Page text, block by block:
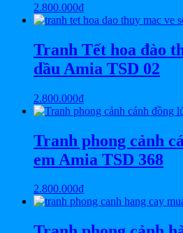
2.800.000₫
Tranh Tết hoa đào
dầu Amia TSD 02
2.800.000₫
Tranh phong cảnh
em Amia TSD 368
2.800.000₫